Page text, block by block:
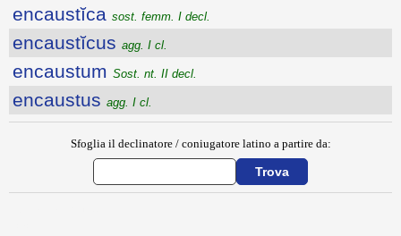
encaustĭca sost. femm. I decl.
encaustĭcus agg. I cl.
encaustum Sost. nt. II decl.
encaustus agg. I cl.
Sfoglia il declinatore / coniugatore latino a partire da: